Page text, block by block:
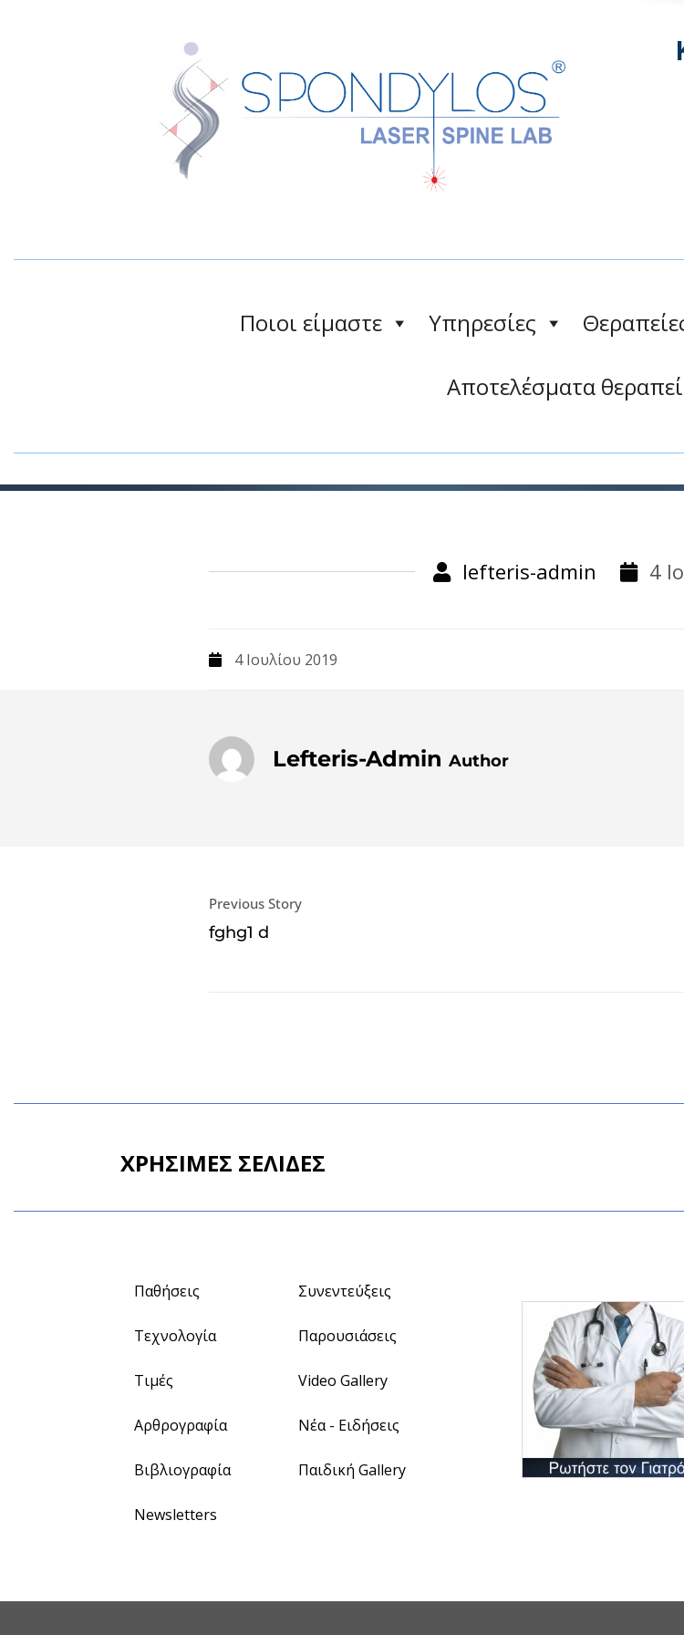
Ποιοι είμαστε Υπηρεσίες
Αποτελέσματα
lefteris-admin 4
4 Ιουλίου 2019
Author
Lefteris-Admin
Previous Story
fghg1 d
ΧΡΗΣΙΜΕΣ ΣΕΛΙΔΕΣ
Παθήσεις
Τεχνολογία
Τιμές
Αρθρογραφία
Βιβλιογραφία
Newsletters
Συνεντεύξεις
Παρουσιάσεις
Video Gallery
Νέα - Ειδήσεις
Παιδική Gallery